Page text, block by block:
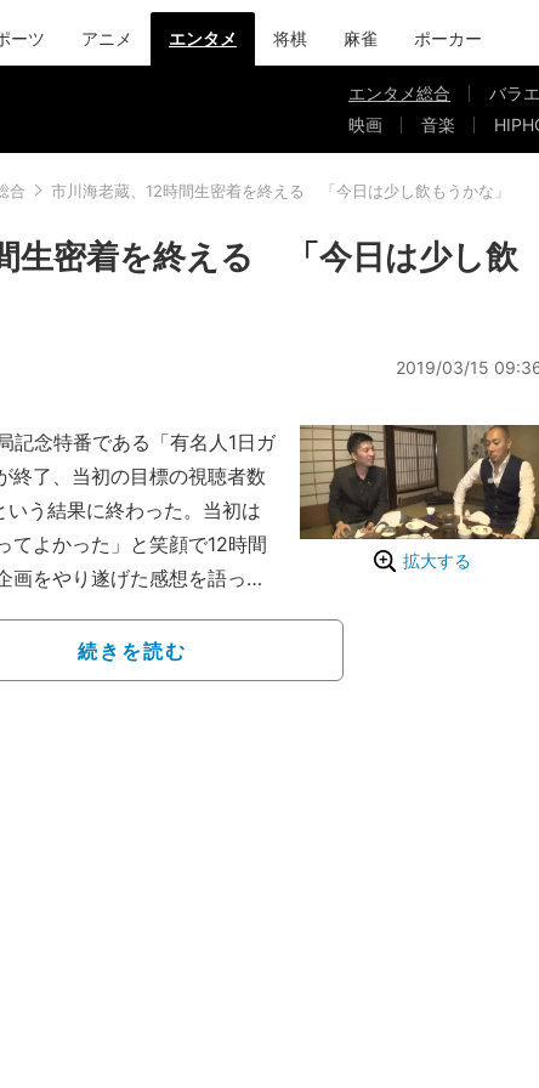
ーツ アニメ エンタメ 将棋 麻雀 ポーカー
エンタメ総合 バラ
映画
音楽
合 市川海老蔵、12時間生密着を終える 「今日は少し飲もうかな」
生密着を終える 「今日は少し飲
2019/03/15
拡大する
記念特番である「有名人1日ガ
了、当初の目標の視聴者数
う結果に終わった。当初は
てよかった」と笑顔で12時間
画をやり遂げた感想を語っ
ながらも、放送中に歌舞伎の
100万人が歌舞伎を見たって
続きを読む